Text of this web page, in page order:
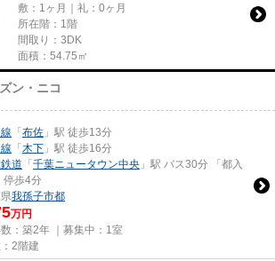
敷：1ヶ月｜礼：0ヶ月
所在階：1階
間取り：3DK
面積：54.75㎡
ン・ニコ
「 布佐 」駅 徒歩13分
「 木下 」駅 徒歩16分
道 「 千葉ニュータウン中央 」駅 バス30分 「都入
停歩4分
我孫子市都
万円
：築2年 ｜募集中： 1室
2階建